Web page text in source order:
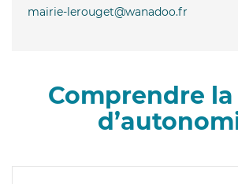
mairie-lerouget@wanadoo.fr
Comprendre